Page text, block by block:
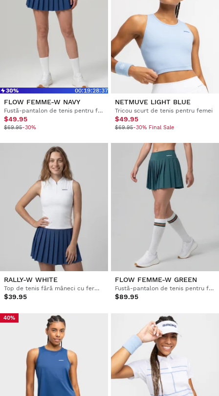
30% 00:19:28:36
FLOW FEMME-W NAVY
Fustă-pantalon de tenis pentru femei, cu talie înaltă
$49.95
$69.95-30%
NETMUVE LIGHT BLUE
Tricou scurt de tenis pentru femei
$49.95
$69.95-30% Final Sale
RALLY-W WHITE
Top de tenis fără mâneci cu fermoar pe jumătate pentru femei
$39.95
FLOW FEMME-W GREEN
Fustă-pantalon de tenis pentru femei, cu talie înaltă
$89.95
40%